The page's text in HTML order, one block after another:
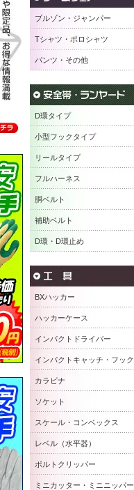
ブルゾン・ジャンパー
Tシャツ・ポロシャツ
パンツ・その他
D環タイプ
小型フックタイプ
リールタイプ
フルハーネス
胴ベルト
補助ベルト
D環・D環止め
BXハッカー
ハッカーケース
インパクトドライバー
インパクトキャッチ・フック
カラビナ
ソケット
スケール・コンベックス
レベル（水平器）
ボルトクリッパー
ミニカッター・ミニニッパー